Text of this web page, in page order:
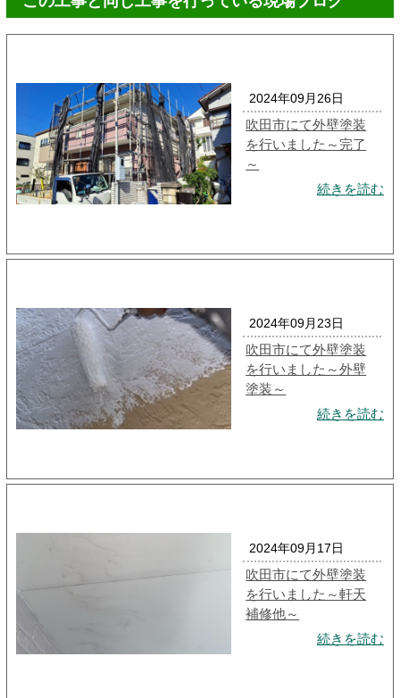
2024年09月26日
吹田市にて外壁塗装
を行いました～完了
～
続きを読む
2024年09月23日
吹田市にて外壁塗装
を行いました～外壁
塗装～
続きを読む
2024年09月17日
吹田市にて外壁塗装
を行いました～軒天
補修他～
続きを読む